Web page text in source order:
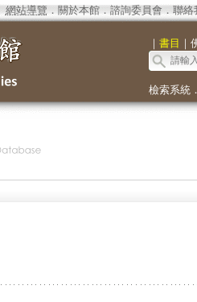
網站導覽 ． 關於本館． 諮詢委員會． 聯絡
｜ 書目 ｜
檢索系統．